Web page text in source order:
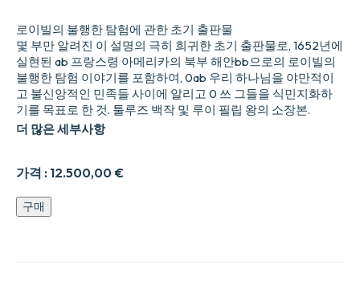
가격 : 12.500,00 €
로이빌의 불행한 탐험에 관한 초기 출판물
몇 부만 알려진 이 설명의 극히 희귀한 초기 출판물로, 1652년에
실현된 ab 프랑스령 아메리카의 북부 해안bb으로의 로이빌의
불행한 탐험 이야기를 포함하여, 0ab 우리 하나님을 야만적이
고 불신앙적인 민족들 사이에 알리고 0 쓰 그들을 식민지화하
기를 목표로 한 것. 툴루즈 백작 및 루이 필립 왕의 소장본.
더 많은 세부사항
Relation
du
구매